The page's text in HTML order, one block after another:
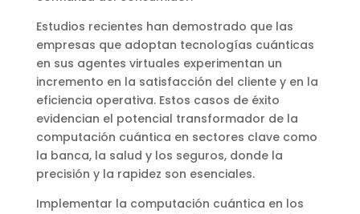
Estudios recientes han demostrado que las
empresas que adoptan tecnologías cuánticas
en sus agentes virtuales experimentan un
incremento en la satisfacción del cliente y en la
eficiencia operativa. Estos casos de éxito
evidencian el potencial transformador de la
computación cuántica en sectores clave como
la banca, la salud y los seguros, donde la
precisión y la rapidez son esenciales.
Implementar la computación cuántica en los